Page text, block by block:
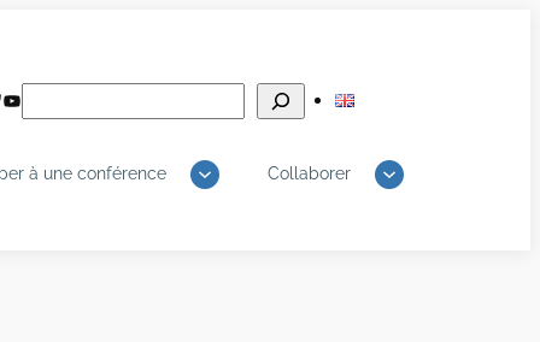
YouTube
à une conférence Collaborer